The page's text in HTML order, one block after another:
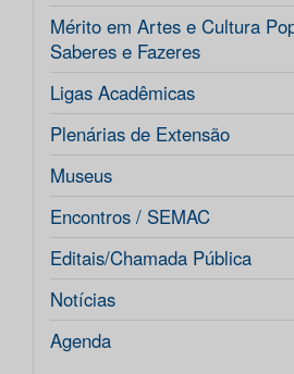
Mérito em Artes e Cultura
Saberes e Fazeres
Ligas Acadêmicas
Plenárias de Extensão
Museus
Encontros / SEMAC
Editais/Chamada Pública
Notícias
Agenda